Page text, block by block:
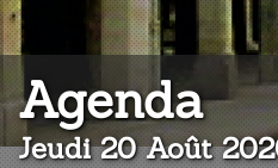
Agenda:
Jeudi 20 Août